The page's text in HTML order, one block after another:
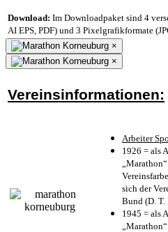
Download: Im Downloadpaket sind 4
AI EPS, PDF) und 3 Pixelgrafikformate
×
×
Vereinsinformationen:
Arbeiter
1926 = als
sich der
Bund (D. T.
1945 = als